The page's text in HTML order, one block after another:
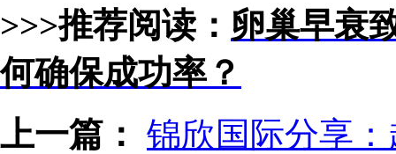
>>>推荐阅读： 卵巢早衰
何确保成功率？
上一篇： 锦欣国际分享